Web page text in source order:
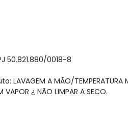
50.821.880/0018-8
A MÃO/TEMPERATURA
VAPOR ¿ NÃO LIMPAR A SECO.